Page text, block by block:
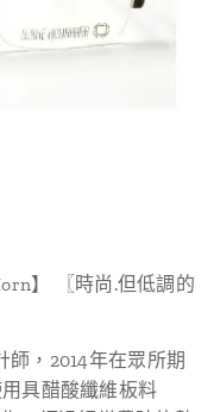
】 〖時尚.但低調的
師，2014年在眾所期
具醋酸纖維板料